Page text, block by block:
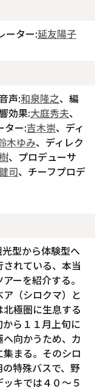
ーター:延友陽子
声:和泉隆之、編
効果:大庭秀夫、
ター:吉木崇、ディ
木ゆみ、ディレク
、プロデューサ
司、チーフプロデ
型から体験型へ
れている、本当
ーを紹介する。
（シロクマ）と
極圏に生息する
ら１１月上旬に
向かうため、カ
まる。そのシロ
特殊バスで、野
キでは４０～５